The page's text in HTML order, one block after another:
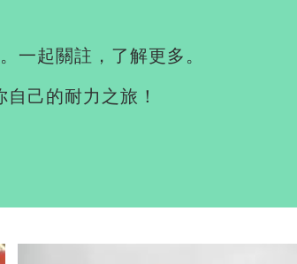
一起關註，了解更多。
己的耐力之旅！